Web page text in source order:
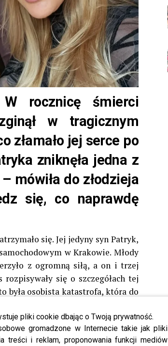
pliki cookie dbając o Twoją prywatność.
gromadzone w Internecie takie jak pliki
treści i reklam, proponowania funkcji mediów
rocznicę śmierci
w tragicznym
złamało jej serce po
zniknęła jedna z
mówiła do złodzieja
się, co naprawdę
się. Jej jedyny syn Patryk,
w Krakowie. Młody
z ogromną siłą, a on i trzej
się o szczegółach tej
była osobista katastrofa, która do
nie udzielała
niedawno – nie dlatego, że